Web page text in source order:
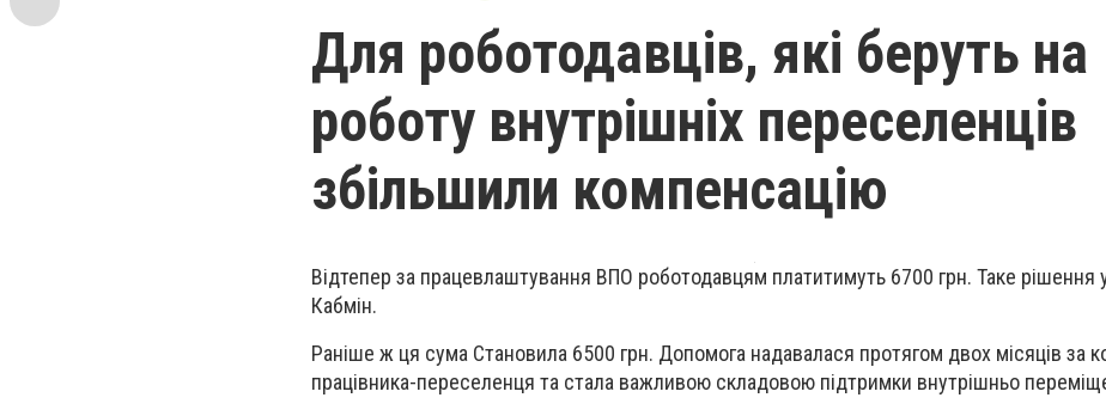
Для роботодавців, які беруть на
роботу внутрішніх переселенців
збільшили компенсацію
Відтепер за працевлаштування ВПО роботодавцям платитимуть 6700 грн. Таке рішення
Кабмін.
Раніше ж ця сума Становила 6500 грн. Допомога надавалася протягом двох місяців за
працівника-переселенця та стала важливою складовою підтримки внутрішньо